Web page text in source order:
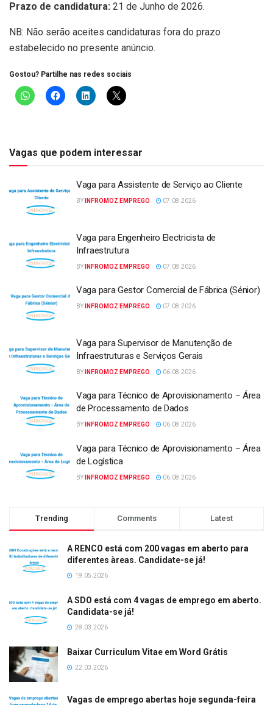
Prazo de candidatura: 21 de Junho de 2026.
NB: Não serão aceites candidaturas fora do prazo
estabelecido no presente anúncio.
Gostou? Partilhe nas redes sociais
Vagas que podem interessar
Vaga para Assistente de Serviço ao Cliente
BY INFROMOZ EMPREGO 07.08.2026
Vaga para Engenheiro Electricista de
Infraestrutura
BY INFROMOZ EMPREGO 07.08.2026
Vaga para Gestor Comercial de Fábrica (Sénior)
BY INFROMOZ EMPREGO 07.08.2026
Vaga para Supervisor de Manutenção de
Infraestruturas e Serviços Gerais
BY INFROMOZ EMPREGO 06.08.2026
Vaga para Técnico de Aprovisionamento – Área
de Processamento de Dados
BY INFROMOZ EMPREGO 06.08.2026
Vaga para Técnico de Aprovisionamento – Área
de Logística
BY INFROMOZ EMPREGO 06.08.2026
Trending Comments Latest
A RENCO está com 200 vagas em aberto para
diferentes àreas. Candidate-se já!
19.05.2026
A SDO está com 4 vagas de emprego em aberto.
Candidata-se já!
28.03.2026
Baixar Curriculum Vitae em Word Grátis
22.03.2026
Vagas de emprego abertas hoje segunda-feira